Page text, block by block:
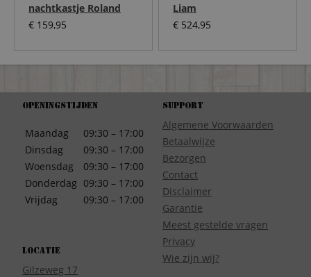
Liam
€ 524,95
nachtkastje Roland
€ 159,95
Openingstijden
Maandag
Dinsdag
Woensdag
Donderdag
Vrijdag
09:30 – 17:00
09:30 – 17:00
09:30 – 17:00
09:30 – 17:00
09:30 – 17:00
Locatie
Gilzeweg 17
Support
Algemene Voorwaarden
Betaalwijze
Bezorgen
Contact
Disclaimer
Garantie
Meest gestelde vragen
Privacy
Wie zijn wij?